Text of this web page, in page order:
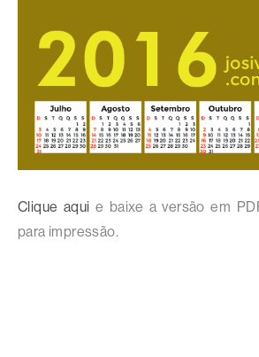
Clique aqui e baixe a versão em
para impressão.